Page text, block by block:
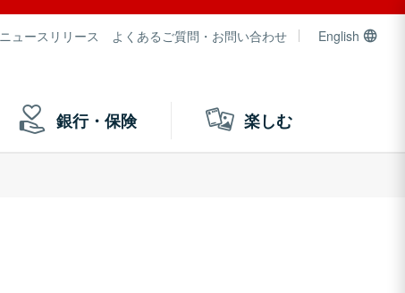
ニュースリリース よくあるご質問・お問い合わせ English
銀行・保険 楽しむ